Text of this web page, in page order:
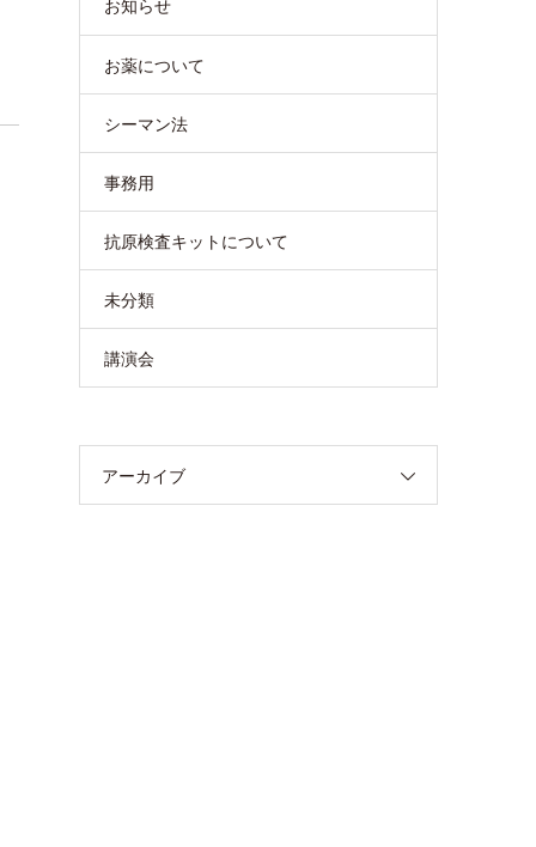
お知らせ
お薬について
シーマン法
事務用
抗原検査キットについて
未分類
講演会
アーカイブ